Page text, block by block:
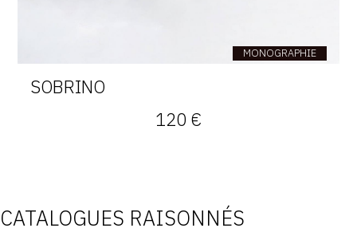
MONOGRAPHIE
SOBRINO
120 €
CATALOGUES RAISONNÉS